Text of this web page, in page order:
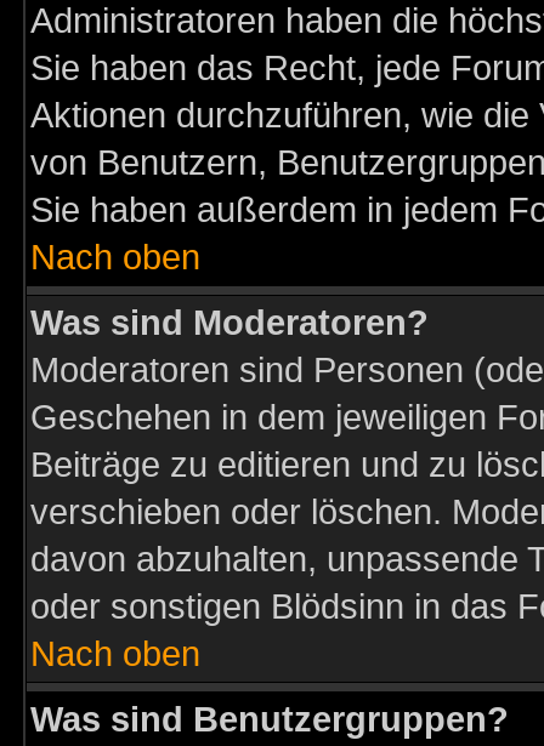
Administratoren haben die
Sie haben das Recht, jede
Aktionen durchzuführen, wie
von Benutzern,
Sie haben außerdem in jedem
Nach oben
Was sind Moderatoren?
Moderatoren sind Personen
Geschehen in dem jeweiligen
Beiträge zu editieren und zu
verschieben oder löschen.
davon abzuhalten, unpassende
oder sonstigen Blödsinn in das
Nach oben
Was sind Benutzergruppen?